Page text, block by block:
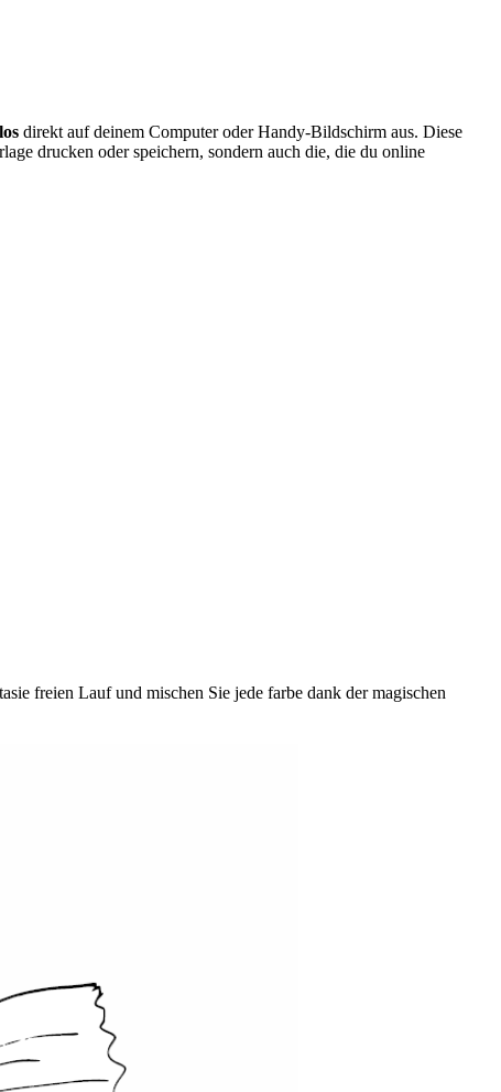
direkt auf deinem Computer oder Handy-Bildschirm aus. Diese
drucken oder speichern, sondern auch die, die du online
freien Lauf und mischen Sie jede farbe dank der magischen